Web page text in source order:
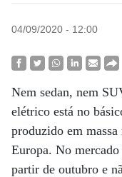
04/09/2020 - 12:00
Nem sedan, nem
elétrico está no
produzido em
Europa. No
partir de outubro e